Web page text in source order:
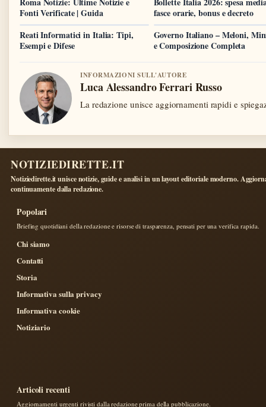
Fonti Verificate | Guida
fasce orarie, bonus e decreto
Reati Informatici in Italia: Tipi,
Esempi e Difese
Governo Italiano – Meloni,
e Composizione Completa
INFORMAZIONI SULL'AUTORE
Luca Alessandro Ferrari Russo
La redazione unisce aggiornamenti rapidi e
NOTIZIEDIRETTE.IT
Notiziedirette.it unisce notizie, guide e analisi in un layout editoriale moderno.
continuamente dalla redazione.
Popolari
Briefing quotidiani della redazione e risorse di trasparenza, pensati per una verifica rapida.
Chi siamo
Contatti
Storia
Informativa sulla privacy
Informativa cookie
Notiziario
Articoli recenti
Aggiornamenti urgenti rivisti dalla redazione prima della pubblicazione.